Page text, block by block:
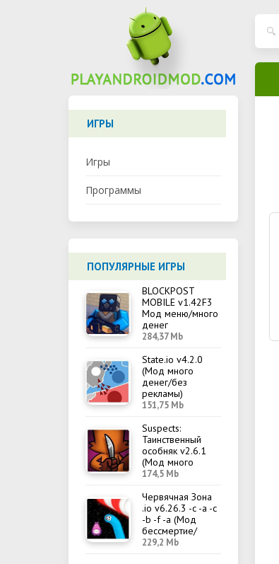
ИГРЫ
Игры
Программы
ПОПУЛЯРНЫЕ ИГРЫ
BLOCKPOST
MOBILE v1.42F3
Мод меню/много
денег
284,37 Mb
State.io v4.2.0
(Мод много
денег/без
рекламы)
151,75 Mb
Suspects:
Таинственный
особняк v2.6.1
(Мод много
денег/меню)
174,5 Mb
Червячная Зона
.io v6.26.3 -c -a -c
-b -f -a (Мод
бессмертие/
меню)
229,2 Mb